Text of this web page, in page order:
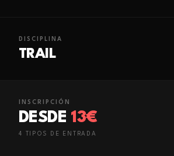
DISCIPLINA
TRAIL
INSCRIPCIÓN
DESDE 13€
4 TIPO S DE ENTRADA